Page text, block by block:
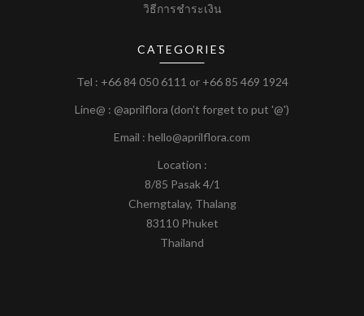
วิธีการชำระเงิน
CATEGORIES
Tel : +66 84 050 6111 or +66 85 469 1924
Line@ : @aprilflora (don’t forget to put '@')
Email : hello@aprilflora.com
Location :
8/85 Pasak 4/1
Cherngtalay, Thalang
83110 Phuket
Thailand